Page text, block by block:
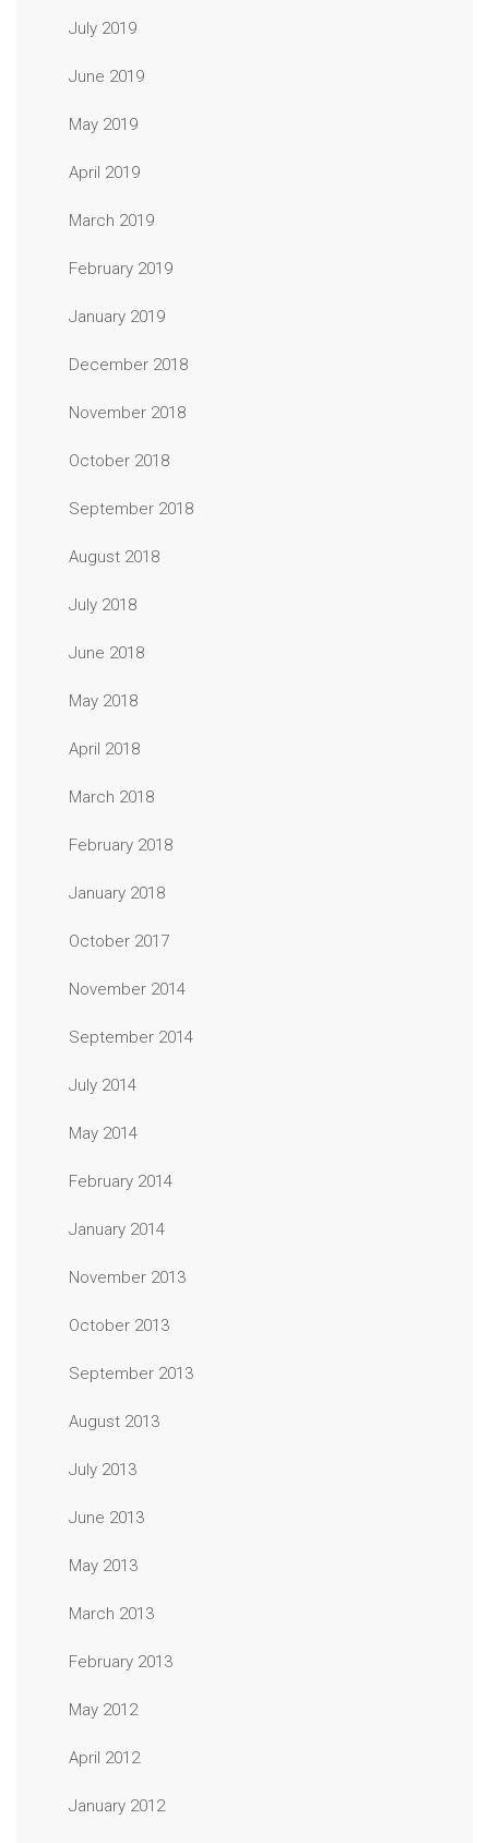
July 2019
June 2019
May 2019
April 2019
March 2019
February 2019
January 2019
December 2018
November 2018
October 2018
September 2018
August 2018
July 2018
June 2018
May 2018
April 2018
March 2018
February 2018
January 2018
October 2017
November 2014
September 2014
July 2014
May 2014
February 2014
January 2014
November 2013
October 2013
September 2013
August 2013
July 2013
June 2013
May 2013
March 2013
February 2013
May 2012
April 2012
January 2012